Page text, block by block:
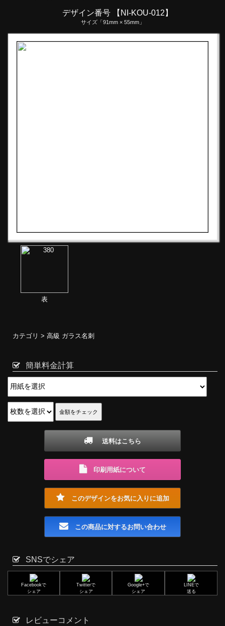
デザイン番号 【NI-KOU-012】
サイズ「91mm × 55mm」
表
カテゴリ > 高級 ガラス名刺
簡単料金計算
送料はこちら
印刷用紙について
このデザインをお気に入りに追加
この商品に対するお問い合わせ
SNSでシェア
Facebookで
シェア
Twitterで
シェア
Google+で
シェア
LINEで
送る
レビューコメント